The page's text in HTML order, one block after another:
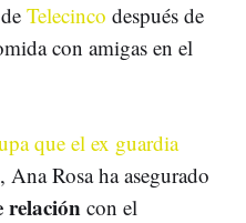
Telecinco después de
con amigas en el
que el ex guardia
, Ana Rosa ha asegurado
relación con el